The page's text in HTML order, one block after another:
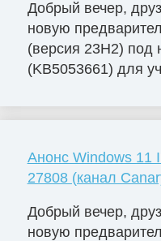
Добрый вечер,
новую
(версия 23H2) под
(KB5053661) для
Анонс Windows 11
27808 (канал
Добрый вечер,
новую